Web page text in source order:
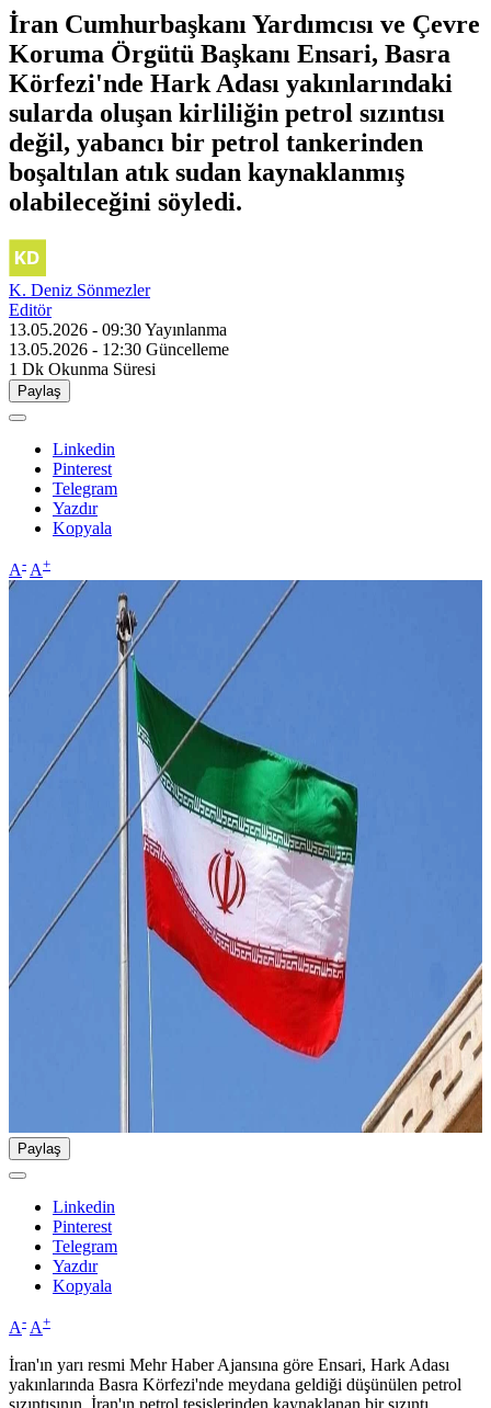
İran Cumhurbaşkanı Yardımcısı ve Çevre
Koruma Örgütü Başkanı Ensari, Basra
Körfezi'nde Hark Adası yakınlarındaki
sularda oluşan kirliliğin petrol sızıntısı
değil, yabancı bir petrol tankerinden
boşaltılan atık sudan kaynaklanmış
olabileceğini söyledi.
K. Deniz Sönmezler
Editör
13.05.2026 - 09:30Yayınlanma
13.05.2026 - 12:30 Güncelleme
1 Dk Okunma Süresi
Paylaş
Linkedin
Pinterest
Telegram
Yazdır
Kopyala
A- A+
Paylaş
Linkedin
Pinterest
Telegram
Yazdır
Kopyala
A- A+
İran'ın yarı resmi Mehr Haber Ajansına göre Ensari, Hark Adası
yakınlarında Basra Körfezi'nde meydana geldiği düşünülen petrol